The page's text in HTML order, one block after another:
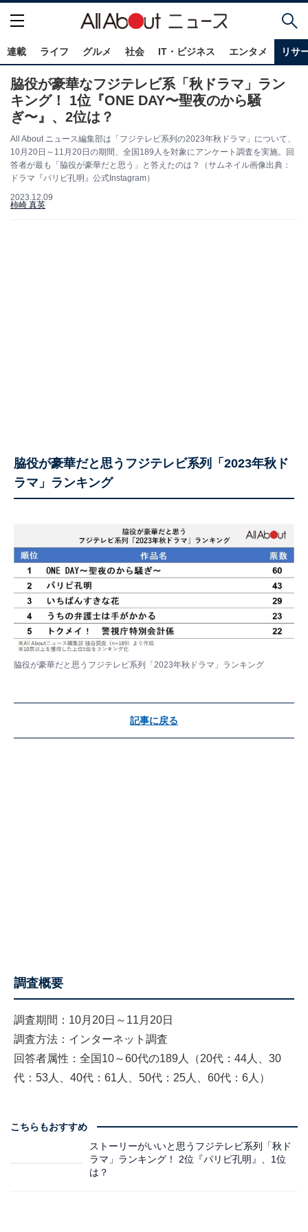
連載 ライフ グルメ 社会 IT・ビジネス エンタメ リサ
脇役が豪華なフジテレビ系「秋ドラマ」ラン
キング！ 1位『ONE DAY〜聖夜のから騒
ぎ〜』、2位は？
All About ニュース編集部は「フジテレビ系列の2023年秋ドラマ」について、
10月20日～11月20日の期間、全国189人を対象にアンケート調査を実施。回
答者が最も「脇役が豪華だと思う」と答えたのは？（サムネイル画像出典：
ドラマ『パリピ孔明』公式Instagram）
2023.12.09
柿崎 真英
脇役が豪華だと思うフジテレビ系列「2023年秋ド
ラマ」ランキング
脇役が豪華だと思うフジテレビ系列「2023年秋ドラマ」ランキング
記事に戻る
調査概要
調査期間：10月20日～11月20日
調査方法：インターネット調査
回答者属性：全国10～60代の189人（20代：44人、30
代：53人、40代：61人、50代：25人、60代：6人）
こちらもおすすめ
ストーリーがいいと思うフジテレビ系列「秋ド
ラマ」ランキング！ 2位『パリピ孔明』、1位
は？